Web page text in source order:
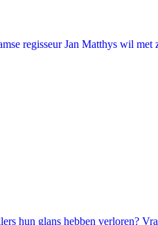
regisseur Jan Matthys wil
hun glans hebben verloren?